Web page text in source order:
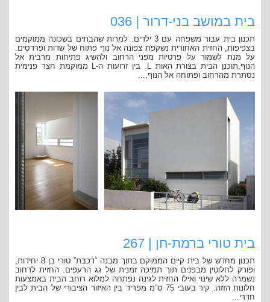
בית במושב בני-דרור | 036
תכנון בית עבור משפחה עם 3 ילדים. למרות שהבתים בשכונה ממוקמים
בצפיפות, החזית האחורית נשקפת צפונה אל נוף פתוח של שדות ופרדסים.
על מנת לשמור על פרטיות מפני הרחוב ולהשיג פתיחות מרבית אל
הנוף,תוכנן הבית בצורת האות L. בין זרועות ה-L ממוקמת חצר פנימית
נסתרת מהרחוב ופתוחה אל הנוף,...
בית טורי ברמת-חן | 267
תכנון מחדש של בית קיים הממוקם בתוך מבנה “רכבת” טורי בן 8 יחידות,
ופורק לחלוטין מבפנים תוך תמיכה זמנית של גג הרעפים. החזית לרחוב
נשמרה ללא שינוי ואילו החזית לגינה נפתחה למלוא רוחב הבית באמצעות
חלונות הזזה. קיר בעובי 75 ס”מ מפריד בין האיזור הציבורי של הבית לבין
חדרי...